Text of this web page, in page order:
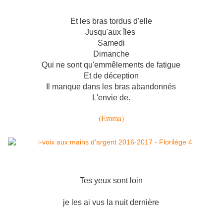
Et les bras tordus d'elle
Jusqu'aux îles
Samedi
Dimanche
Qui ne sont qu'emmêlements de fatigue
Et de déception
Il manque dans les bras abandonnés
L'envie de.
(Emma)
Tes yeux sont loin
je les ai vus la nuit dernière